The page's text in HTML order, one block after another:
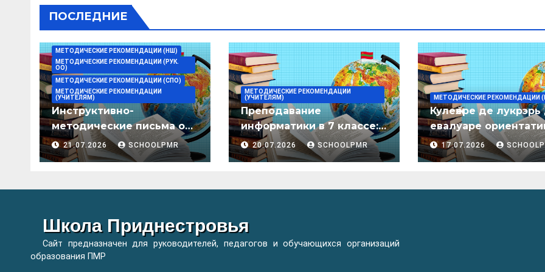
ПОСЛЕДНИЕ
МЕТОДИЧЕСКИЕ РЕКОМЕНДАЦИИ (НШ)
МЕТОДИЧЕСКИЕ РЕКОМЕНДАЦИИ (РУК.
ОО)
МЕТОДИЧЕСКИЕ РЕКОМЕНДАЦИИ (СПО)
МЕТОДИЧЕСКИЕ РЕКОМЕНДАЦИИ
(УЧИТЕЛЯМ)
Инструктивно-
методические письма о
преподавании учебных
предметов/дисциплин в
образования ПМР на
21.07.2026 SCHOOLPMR
МЕТОДИЧЕСКИЕ РЕКОМЕНДАЦИИ
(УЧИТЕЛЯМ)
Преподавание
информатики в 7 классе:
методическое пособие
20.07.2026 SCHOOLPMR
МЕТОДИЧЕСКИЕ РЕКОМЕНДАЦИИ
Кулеӂере де лукрэрь
евалуаре
лимба
пентру елевий
организациилор де
17.07.2026
Школа Приднестровья
Сайт предназначен для руководителей, педагогов и обучающихся организаций
образования ПМР